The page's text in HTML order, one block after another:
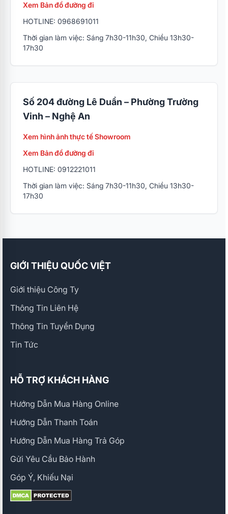
Xem Bản đồ đường đi
HOTLINE: 0968691011
Thời gian làm việc: Sáng 7h30-11h30, Chiều 13h30-
17h30
Số 204 đường Lê Duẩn – Phường Trường
Vinh – Nghệ An
Xem hình ảnh thực tế Showroom
Xem Bản đồ đường đi
HOTLINE: 0912221011
Thời gian làm việc: Sáng 7h30-11h30, Chiều 13h30-
17h30
GIỚI THIỆU QUỐC VIỆT
Giới thiệu Công Ty
Thông Tin Liên Hệ
Thông Tin Tuyển Dụng
Tin Tức
HỖ TRỢ KHÁCH HÀNG
Hướng Dẫn Mua Hàng Online
Hướng Dẫn Thanh Toán
Hướng Dẫn Mua Hàng Trả Góp
Gửi Yêu Cầu Bảo Hành
Góp Ý, Khiếu Nại